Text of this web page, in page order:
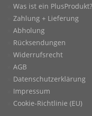
Was ist ein PlusProdukt?
Zahlung + Lieferung
Abholung
Rücksendungen
Widerrufsrecht
AGB
Datenschutzerklärung
Impressum
Cookie-Richtlinie (EU)